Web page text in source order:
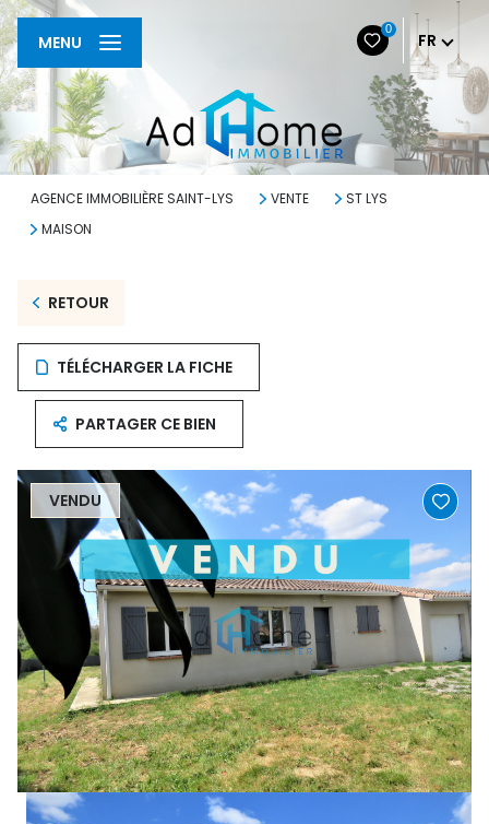
0
FR
MENU
AGENCE IMMOBILIÈRE SAINT-LYS VENTE
ST LYS
MAISON
RETOUR
TÉLÉCHARGER LA FICHE
PARTAGER CE BIEN
VENDU